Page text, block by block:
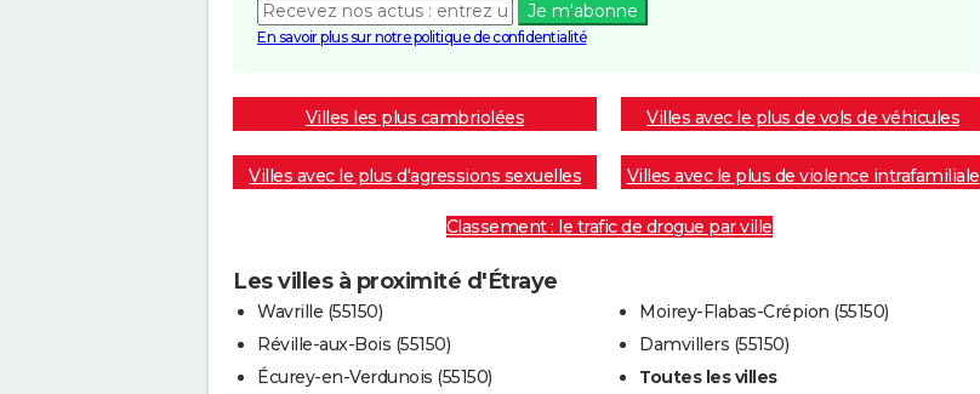
Je m'abonne
En savoir plus sur notre politique de confidentialité
Villes les plus cambriolées Villes avec le plus de vols de véhicules
Villes avec le plus d'agressions sexuelles Villes avec le plus de violence intrafamiliale
Classement : le trafic de drogue par ville
Les villes à proximité d'Étraye
Wavrille (55150)
Réville-aux-Bois (55150)
Écurey-en-Verdunois (55150)
Moirey-Flabas-Crépion (55150)
Damvillers (55150)
Toutes les villes